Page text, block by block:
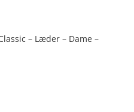
– Læder – Dame –